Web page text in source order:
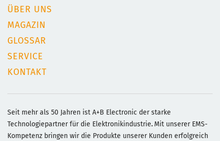
ÜBER UNS
MAGAZIN
GLOSSAR
SERVICE
KONTAKT
Seit mehr als 50 Jahren ist A+B Electronic der starke
Technologiepartner für die Elektronikindustrie. Mit unserer EMS-
Kompetenz bringen wir die Produkte unserer Kunden erfolgreich